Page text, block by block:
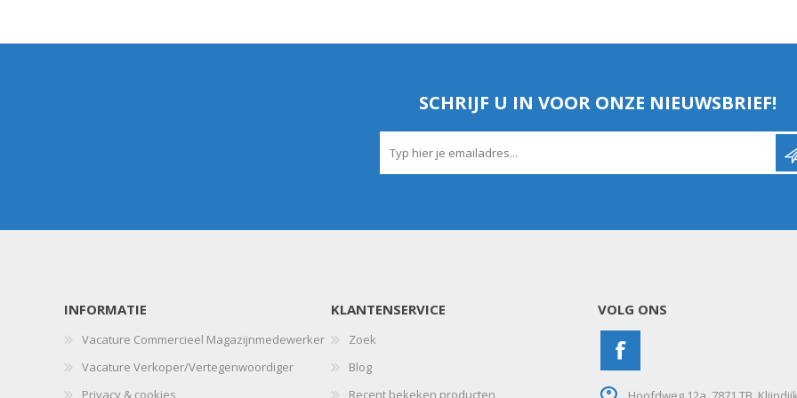
SCHRIJF U IN VOOR ONZE NIEUWSBRIEF!
INFORMATIE
Vacature Commercieel Magazijnmedewerker
Vacature Verkoper/Vertegenwoordiger
Privacy & cookies
KLANTENSERVICE
Zoek
Blog
Recent bekeken producten
VOLG ONS